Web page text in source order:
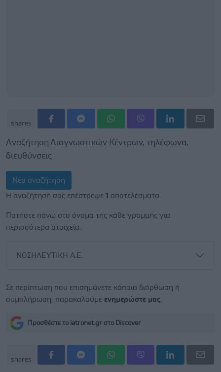
shares
Αναζήτηση Διαγνωστικών Κέντρων, τηλέφωνα,
διευθύνσεις
Νέα αναζήτηση
Η αναζήτησή σας επέστρεψε 1 αποτελέσματα.
Πατήστε πάνω στο όνομα της κάθε γραμμής για
περισσότερα στοιχεία.
ΝΟΣΗΛΕΥΤΙΚΗ Α.Ε.
Σε περίπτωση που επισημάνετε κάποια διόρθωση ή
συμπλήρωση, παρακαλούμε ενημερώστε μας
Προσθέστε το iatronet.gr στο Discover
shares